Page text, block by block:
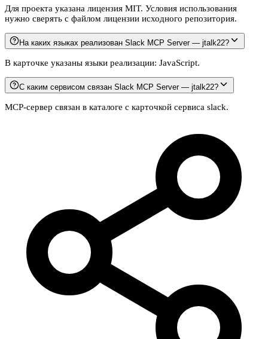
Для проекта указана лицензия MIT. Условия использования
нужно сверять с файлом лицензии исходного репозитория.
На каких языках реализован Slack MCP Server — jtalk22?
В карточке указаны языки реализации: JavaScript.
С каким сервисом связан Slack MCP Server — jtalk22?
MCP-сервер связан в каталоге с карточкой сервиса slack.